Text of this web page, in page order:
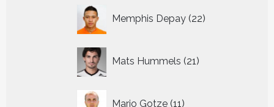
Memphis Depay 22
producten
Mats Hummels 21
producten
Mario Gotze 11